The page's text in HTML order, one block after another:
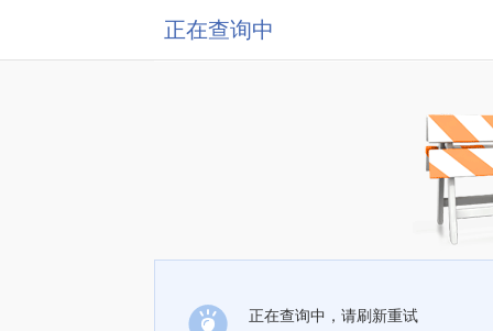
正在查询中
正在查询中，请刷新重试